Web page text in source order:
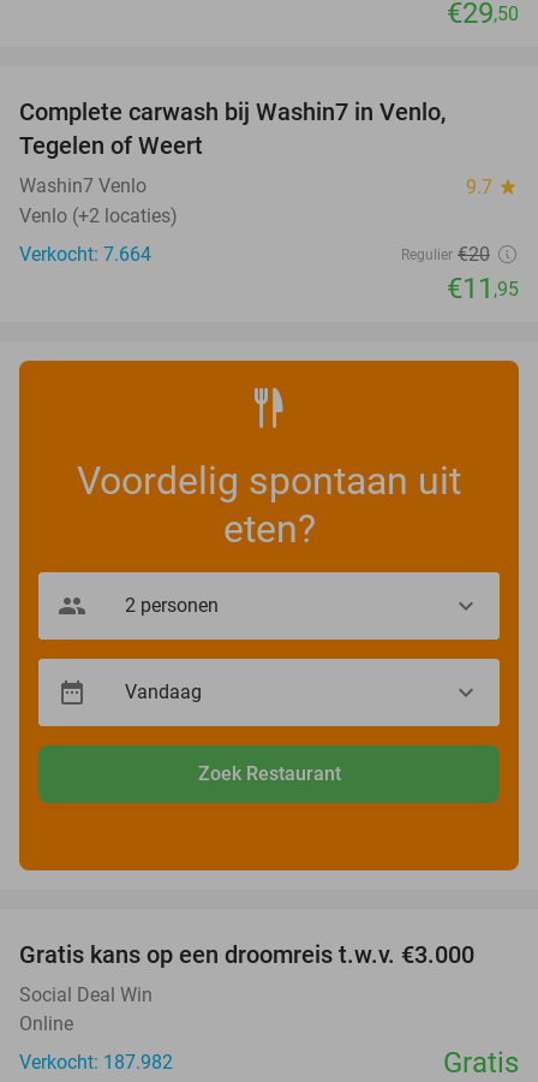
€29,50
Complete carwash bij Washin7 in Venlo,
Tegelen of Weert
Washin7 Venlo 9.7 star
Venlo (+2 locaties)
Verkocht: 7.664
Regulier €20
€11 ,95
Voordelig spontaan uit
eten?
Zoek Restaurant
Gratis kans op een droomreis t.w.v. €3.000
Social Deal Win
Online
Verkocht: 187.982
Gratis